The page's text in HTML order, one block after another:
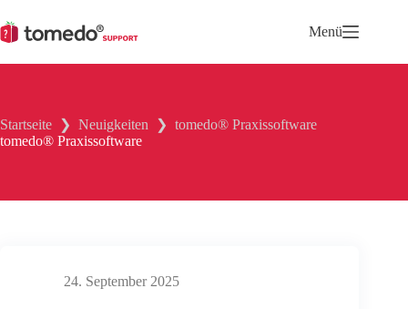
Inhalt
springen
Menü
Startseite ❯ Neuigkeiten ❯ tomedo® Praxissoftware
tomedo® Praxissoftware
24. September 2025